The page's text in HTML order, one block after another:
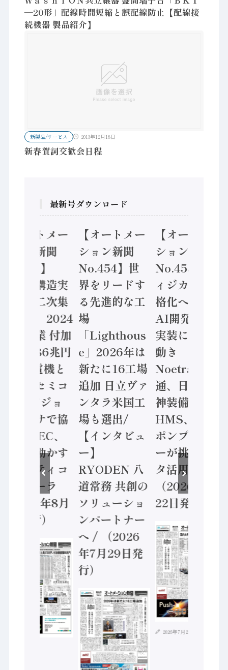
―20形」配線時間短縮と誤配線防止【配線接
続機器 製品紹介】
新製品/サービス 2013年12月18日
新春賀詞交歓会日程
最新号ダウンロード
【オートメー
ション新聞
No.455】
「経済構造実
態調査二次集
計結果」2024
年製造業 付加
価値額86兆円
/ 三菱電機と
ソニーセミコ
ン AIビジョ
ンセンサで協
業 / IDEC、
安全に動かす
セーフティコ
ントローラ
（2026年8月
5日発行）
【オートメー
ション新聞
No.454】世
界をリードす
る先進的な工
場
「Lighthous
e」2026年は
新たに16工場
追加 日立ヴァ
ンタラ米国工
場も選出/
【インタビュ
ー】
RYODEN 八
道常務 共創の
ソリューショ
ンパートナー
へ / （2026
年7月29日発
行）
【オートメー
ション新聞
No.453】フ
ィジカルAI本
格化へ 国産
AI開発や社会
実装に活発な
動き
Noetra、富士
通、日立 / 兵
神装備 ×
HMS、老舗
ポンプメーカ
ーが挑むデー
タ活用 など
（2026年7月
22日発行）
2026年7月21日